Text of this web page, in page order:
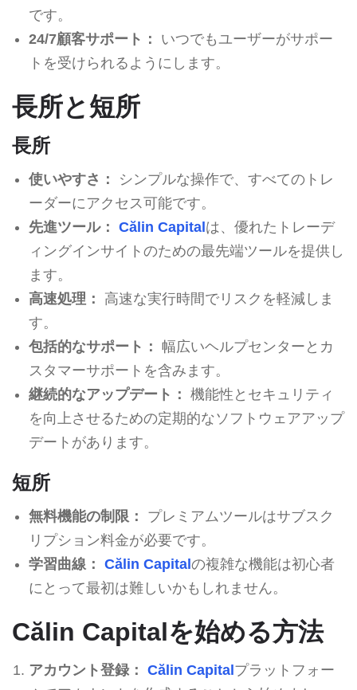
です。
24/7顧客サポート：
いつでもユーザーがサポー
トを受けられるようにします。
長所と短所
長所
使いやすさ：
シンプルな操作で、すべてのトレ
ーダーにアクセス可能です。
先進ツール： Călin Capitalは、優れたトレーデ
ィングインサイトのための最先端ツールを提供し
ます。
高速処理：
高速な実行時間でリスクを軽減しま
す。
包括的なサポート： 幅広いヘルプセンターとカ
スタマーサポートを含みます。
継続的なアップデート： 機能性とセキュリティ
を向上させるための定期的なソフトウェアアップ
デートがあります。
短所
無料機能の制限：
プレミアムツールはサブスク
リプション料金が必要です。
学習曲線： Călin Capitalの複雑な機能は初心者
にとって最初は難しいかもしれません。
Călin Capitalを始める方法
アカウント登録： Călin Capitalプラットフォー